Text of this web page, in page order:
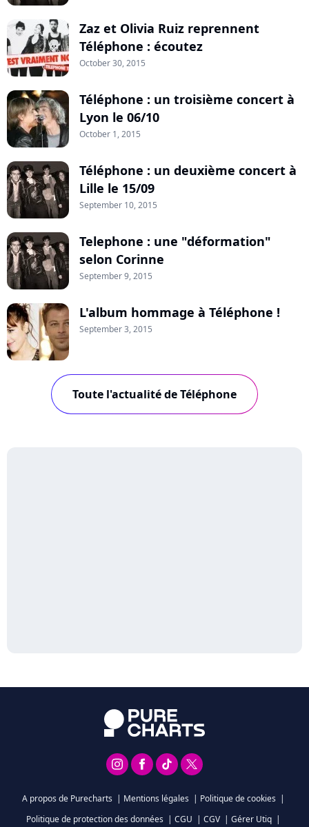
Zaz et Olivia Ruiz reprennent
Téléphone : écoutez
October 30, 2015
Téléphone : un troisième concert à
Lyon le 06/10
October 1, 2015
Téléphone : un deuxième concert à
Lille le 15/09
September 10, 2015
Telephone : une "déformation"
selon Corinne
September 9, 2015
L'album hommage à Téléphone !
September 3, 2015
Toute l'actualité de Téléphone
A propos de Purecharts | Mentions légales | Politique de cookies |
Politique de protection des données | CGU | CGV | Gérer Utiq |